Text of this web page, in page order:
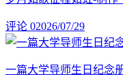
评论 02026/07/29
一篇大学导师生日纪念